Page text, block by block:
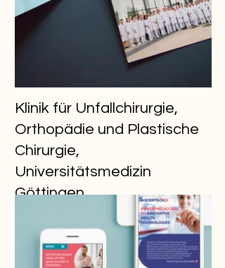
Klinik für Unfallchirurgie,
Orthopädie und Plastische
Chirurgie,
Universitätsmedizin
Göttingen